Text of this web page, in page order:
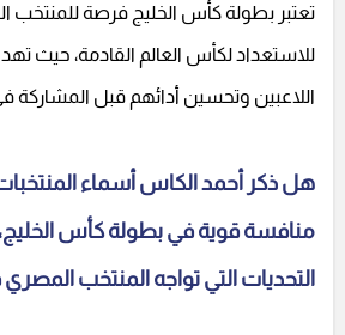
للاستعداد لكأس العالم القادمة، حيث
اللاعبين وتحسين أدائهم قبل المشاركة
هل ذكر أحمد الكاس أسماء المنتخبات
منافسة قوية في بطولة كأس الخليج،
التحديات التي تواجه المنتخب